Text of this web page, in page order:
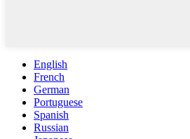
English
French
German
Portuguese
Spanish
Russian